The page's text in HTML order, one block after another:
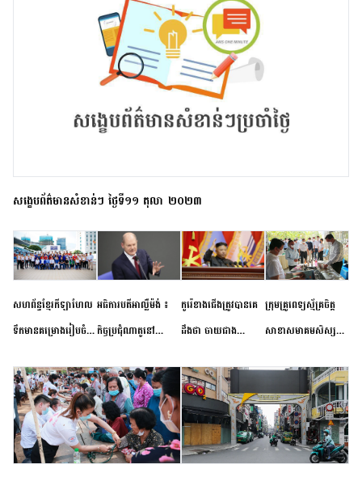
សង្ខេបព័ត៌មានសំខាន់ៗ ថ្ងៃទី១១ តុលា ២០២៣
សហព័ន្ធខ្មែរកីឡាហែល
ទឹកមានគម្រោងរៀបចំ
កម្រិតបឋម ដល់ឧត្តម
សិក្សានាពេលខាងមុខ
អធិការបតីអាល្លឺម៉ង់ ៖
កិច្ចប្រជុំណាតូនៅ
ខាងមុខនឹងបញ្ជូនសញ្ញា
នៃភាពស្អិតរមួត និង
ការប្តេជ្ញាចិត្ត
កូរ៉េខាងជើងត្រូវបានគេ
ដឹងថា ចាយជាង
អភិវឌ្ឍន៍នុយក្លេអ៊ែរ
ក្រុមគ្រូពេទ្យស្ម័គ្រចិត្ត
សាខាសមាគមសិស្ស
ខេត្តកំពង់ចាម ចុះពិនិត្យ
ពិគ្រោះជំងឺទូទៅ និងផ្តល់
ថ្នាំពេទ្យជូនប្រជាពលរដ្ឋ
រស់នៅសង្កាត់បឹងកុក